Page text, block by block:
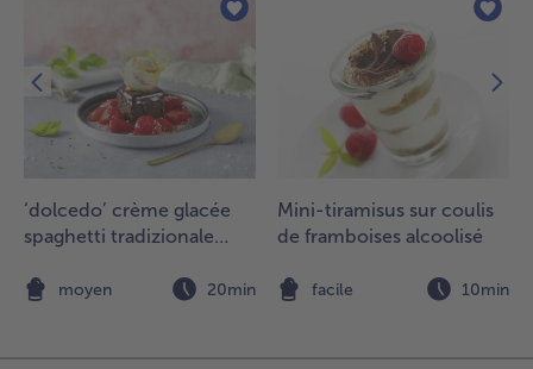
garnir
‘dolcedo’ crème glacée
spaghetti tradizionale
et fraises marinées
moyen 20min
Mini-tiramisus sur coulis
de framboises alcoolisé
facile 10min